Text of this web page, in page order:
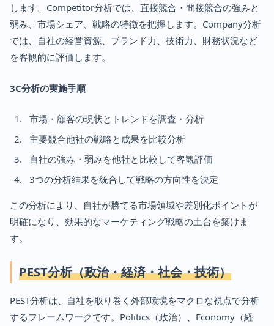
します。Competitor分析では、直接競合・間接競合の強みと
弱み、市場シェア、戦略の特徴を把握します。Company分析
では、自社の経営資源、ブランド力、技術力、財務状況など
を客観的に評価します。
3C分析の実施手順
市場・顧客の現状とトレンドを調査・分析
主要競合他社の戦略と成果を比較分析
自社の強み・弱みを他社と比較して客観評価
3つの分析結果を統合して戦略の方向性を決定
この分析により、自社が勝てる市場領域や差別化ポイントが
明確になり、効果的なマーケティング戦略の土台を築けま
す。
PEST分析（政治・経済・社会・技術）
PEST分析は、自社を取り巻く外部環境をマクロな視点で分析
するフレームワークです。Politics（政治）、Economy（経